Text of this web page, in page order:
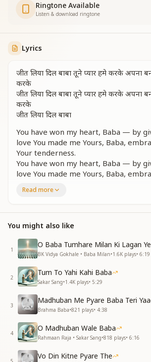
Ringtone Available
Listen & download ringtone
Lyrics
जीत लिया दिल बाबा तूने प्यार हमे करके अपना
करके
जीत लिया दिल बाबा तूने प्यार हमे करके अपना
करके
जीत लिया दिल बाबा
You have won my heart, Baba — by
love You made me Yours, Baba,
Your tenderness.
You have won my heart, Baba — by
love You made me Yours, Baba,
You have won my heart, Baba.
तेरी मीठी वानी सुनकर दिल कहता है।
तेरी मीठी वानी सुनकर दिल कहता है।
तेरे सिवा बाबा कोई दिल में न रहता है।
तेरे सिवा बाबा कोई दिल में न रहता है।
पा लिया संसार हमने बाबा तुम्हे पाके
अपना बनाया बाबा दुलार हमे करके।
जीत लिया दिल बाबा।
Listening to Your sweet words, my
Listening to Your sweet words, my
None else lives in my heart besides
None else lives in my heart besides
We have attained a whole world,
You;
You made me Yours, Baba, by
Read more
You might also like
1
O Baba Tumhare Milan Ki Lagan
BK Vidya Gokhale • Baba Milan•1.6K plays• 6:19
2
Tum To Yahi Kahi Baba
Sakar Sang•1.4K plays• 5:29
3
Brahma Baba•821 plays• 4:38
4
O Madhuban Wale Baba
Rahmaan Raja • Sakar Sang•818 plays• 6:16
Vo Din Kitne Pyare The